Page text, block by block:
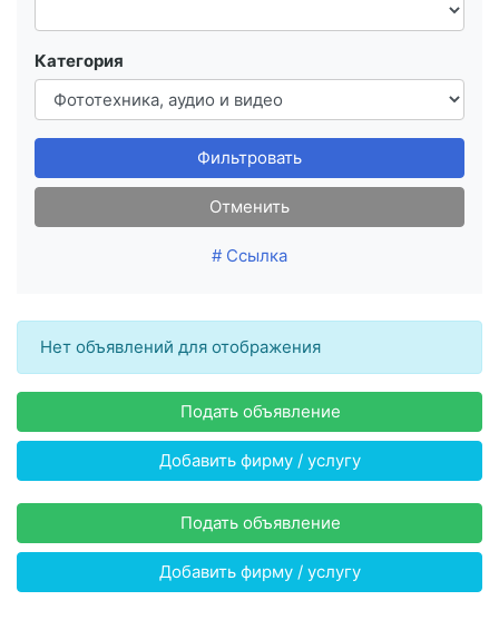
Категория
Фильтровать
Отменить
# Ссылка
Нет объявлений для отображения
Подать объявление
Добавить фирму / услугу
Подать объявление
Добавить фирму / услугу